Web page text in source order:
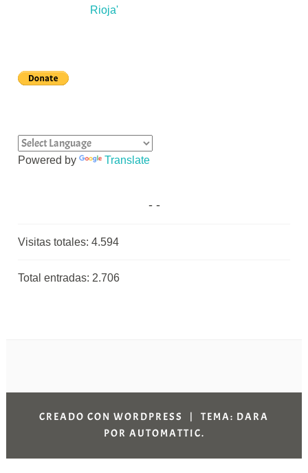
Rioja'
Powered by Translate
Visitas totales:4.594
Total entradas: 2.706
CREADO CON WORDPRESS
TEMA: DARA
POR AUTOMATTIC.